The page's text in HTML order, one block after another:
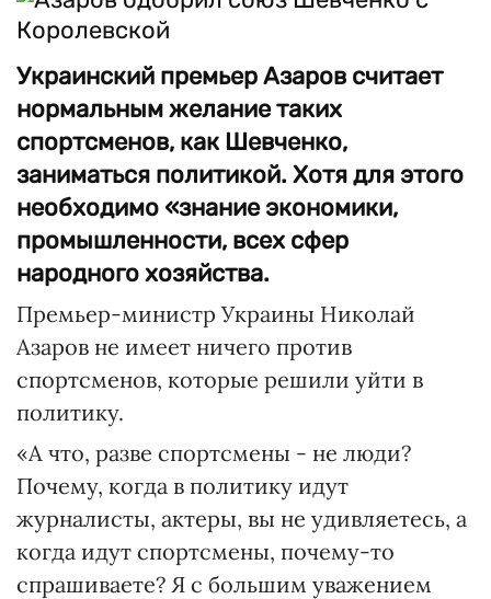
Украинский премьер Азаров считает
нормальным желание таких
спортсменов, как Шевченко,
заниматься политикой. Хотя для этого
необходимо «знание экономики,
промышленности, всех сфер
народного хозяйства.
Премьер-министр Украины Николай
Азаров не имеет ничего против
спортсменов, которые решили уйти в
политику.
«А что, разве спортсмены - не люди?
Почему, когда в политику идут
журналисты, актеры, вы не удивляетесь, а
когда идут спортсмены, почему-то
спрашиваете? Я с большим уважением